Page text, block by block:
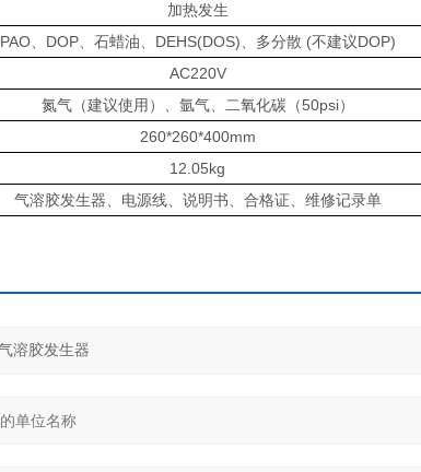
加热发生
PAO、DOP、石蜡油、DEHS(DOS)、多分散 (不建议DOP)
AC220V
氮气（建议使用）、氩气、二氧化碳（50psi）
260*260*400mm
12.05kg
气溶胶发生器、电源线、说明书、合格证、维修记录单